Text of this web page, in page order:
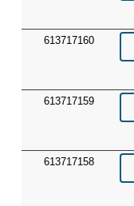
613717160
613717159
613717158